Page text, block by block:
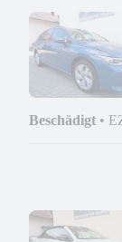
Beschädigt •